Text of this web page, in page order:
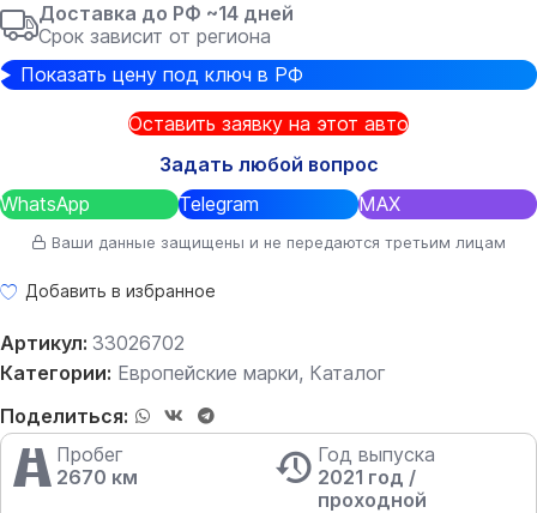
Доставка до РФ ~14 дней
Срок зависит от региона
Показать цену под ключ в РФ
Оставить заявку на этот авто
Задать любой вопрос
WhatsApp
Telegram MAX
Ваши данные защищены и не передаются третьим лицам
Добавить в избранное
Артикул: 33026702
Категории: Европейские марки, Каталог
Поделиться:
Пробег
2670 км
Год выпуска
2021 год /
проходной